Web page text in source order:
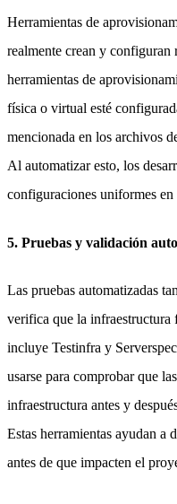
Herramientas de
realmente crean y configuran
herramientas de
física o virtual esté
mencionada en los archivos
Al automatizar esto, los
configuraciones uniformes
5. Pruebas y validación
Las pruebas automatizadas
verifica que la infraestructura
incluye Testinfra y
usarse para comprobar que
infraestructura antes y
Estas herramientas ayudan a
antes de que impacten el